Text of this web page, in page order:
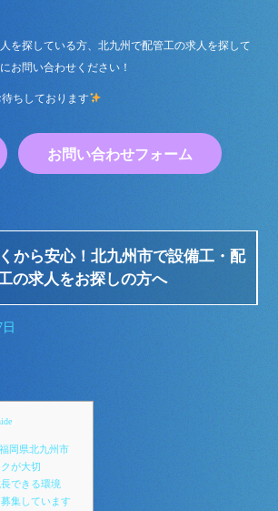
を探している方、北九州で配管工の求人を探して
お問い合わせください！
ちしております
お問い合わせフォーム
から安心！北九州市で設備工・配
の求人をお探しの方へ
]
岡県北九州市
が大切
できる環境
集しています